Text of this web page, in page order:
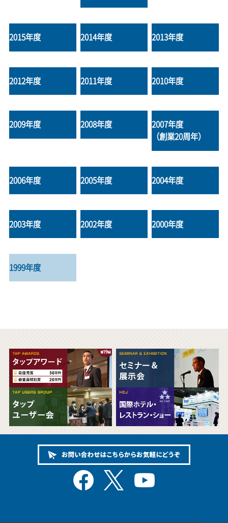
2015年度 2014年度 2013年度
2012年度 2011年度 2010年度
2009年度 2008年度
2007年度
（創業20周年）
2006年度 2005年度 2004年度
2003年度 2002年度 2000年度
1999年度